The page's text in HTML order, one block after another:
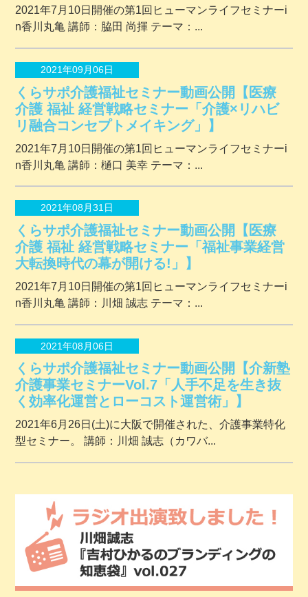
2021年7月10日開催の第1回ヒューマンライフセミナーi
n香川丸亀 講師：脇田 尚揮 テーマ：...
2021年09月06日
くらサポ介護福祉セミナー動画公開【医療
介護 福祉 経営戦略セミナー「介護×リハビ
リ融合コンセプトメイキング」】
2021年7月10日開催の第1回ヒューマンライフセミナーi
n香川丸亀 講師：樋口 美幸 テーマ：...
2021年08月31日
くらサポ介護福祉セミナー動画公開【医療
介護 福祉 経営戦略セミナー「福祉事業経営
大転換時代の幕が開ける!」】
2021年7月10日開催の第1回ヒューマンライフセミナーi
n香川丸亀 講師：川畑 誠志 テーマ：...
2021年08月06日
くらサポ介護福祉セミナー動画公開【介新塾
介護事業セミナーVol.7「人手不足を生き抜
く効率化運営とローコスト運営術」】
2021年6月26日(土)に大阪で開催された、介護事業特化
型セミナー。 講師：川畑 誠志（カワバ...